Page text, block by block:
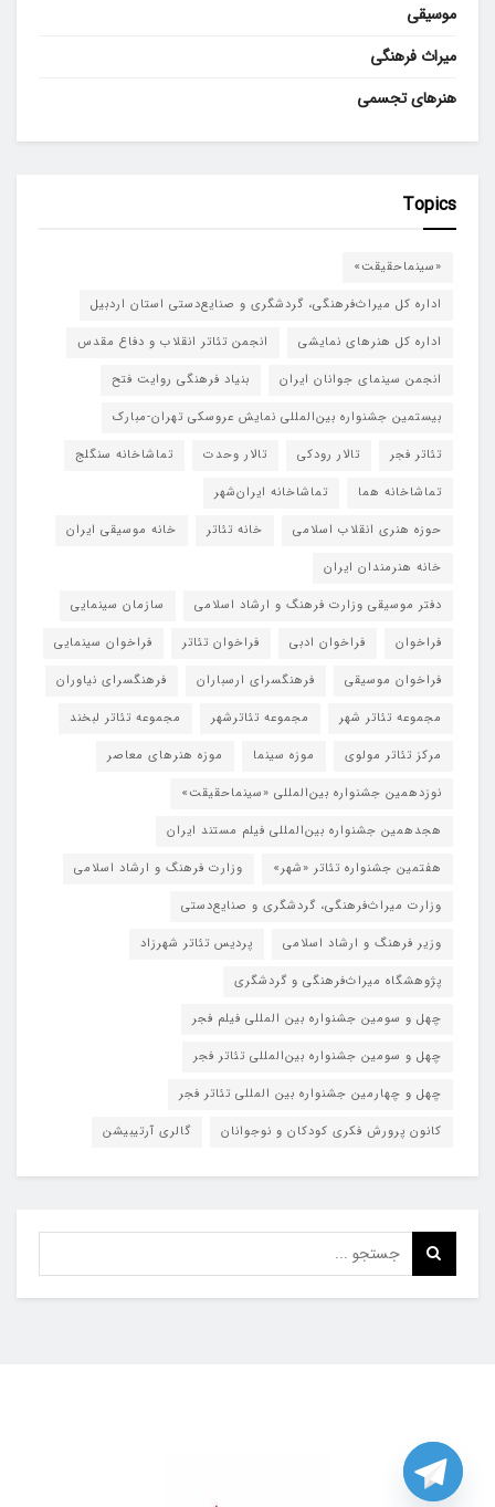
موسیقی
میراث فرهنگی
هنرهای تجسمی
Topics
«سینماحقیقت»
اداره کل میراث‌فرهنگی، گردشگری و صنایع‌دستی استان اردبیل
اداره کل هنرهای نمایشی
انجمن تئاتر انقلاب و دفاع مقدس
انجمن سینمای جوانان ایران
بنیاد فرهنگی روایت فتح
بیستمین جشنواره بین‌المللی نمایش عروسکی تهران-مبارک
تئاتر فجر
تالار رودکی تالار وحدت
تماشاخانه سنگلج
تماشاخانه هما
تماشاخانه‌ ایران‌شهر
حوزه هنری انقلاب اسلامی
خانه تئاتر
خانه موسیقی ایران
خانه هنرمندان ایران
دفتر موسیقی وزارت فرهنگ و ارشاد اسلامی
سازمان سینمایی
فراخوان
فراخوان ادبی فراخوان تئاتر
فراخوان سینمایی
فراخوان موسیقی
فرهنگسرای ارسباران
فرهنگسرای نیاوران
مجموعه تئاتر شهر
مجموعه تئاترشهر
مجموعه تئاتر لبخند
مرکز تئاتر مولوی
موزه سینما
موزه هنرهای معاصر
نوزدهمین جشنواره بین‌المللی «سینماحقیقت»
هجدهمین جشنواره بین‌المللی فیلم مستند ایران
هفتمین جشنواره تئاتر «شهر»
وزارت فرهنگ و ارشاد اسلامی
وزارت میراث‌فرهنگی، گردشگری و صنایع‌دستی
وزیر فرهنگ و ارشاد اسلامی
پردیس تئاتر شهرزاد
پژوهشگاه میراث‌فرهنگی و گردشگری
چهل و سومین جشنواره بین المللی فیلم فجر
چهل و سومین جشنواره بین‌المللی تئاتر فجر
چهل و چهارمین جشنواره بین المللی تئاتر فجر
کانون پرورش فکری کودکان و نوجوانان
گالری آرتیبیشن